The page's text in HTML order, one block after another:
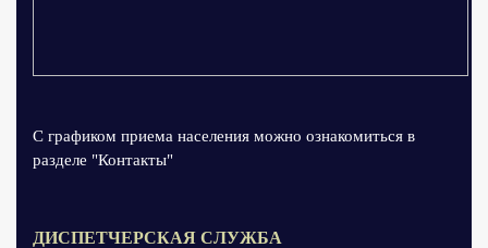
С графиком приема населения можно ознакомиться в
разделе "Контакты"
ДИСПЕТЧЕРСКАЯ СЛУЖБА